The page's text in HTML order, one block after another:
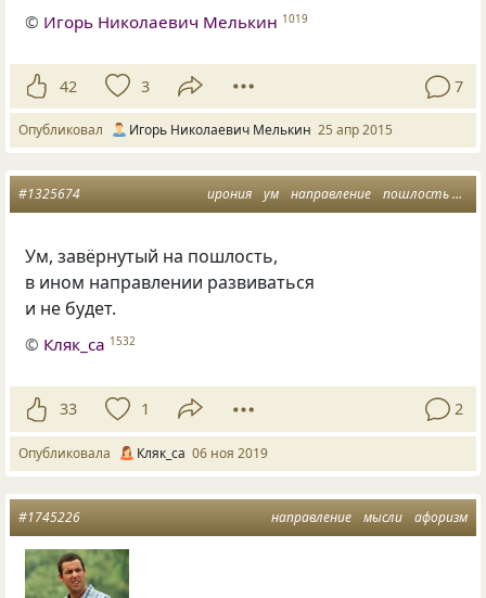
© Игорь Николаевич Мелькин 1019
42 3 7
Опубликовал Игорь Николаевич Мелькин 25 апр 2015
ирония ум направление пошлость
#1325674
Ум, завёрнутый на пошлость,
в ином направлении развиваться
и не будет.
© Кляк_са 1532
33 1 2
Опубликовала Кляк_са 06 ноя 2019
направление мысли афоризм
#1745226